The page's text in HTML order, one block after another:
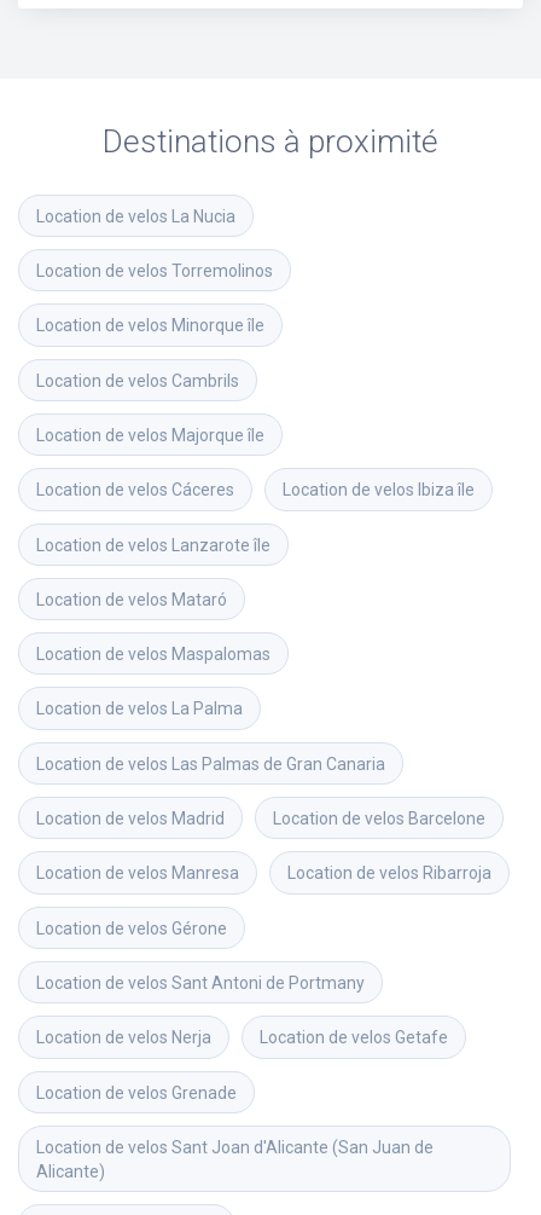
Destinations à proximité
Location de velos La Nucia
Location de velos Torremolinos
Location de velos Minorque île
Location de velos Cambrils
Location de velos Majorque île
Location de velos Cáceres Location de velos Ibiza île
Location de velos Lanzarote île
Location de velos Mataró
Location de velos Maspalomas
Location de velos La Palma
Location de velos Las Palmas de Gran Canaria
Location de velos Madrid Location de velos Barcelone
Location de velos Manresa Location de velos Ribarroja
Location de velos Gérone
Location de velos Sant Antoni de Portmany
Location de velos Nerja Location de velos Getafe
Location de velos Grenade
Location de velos Sant Joan d'Alicante (San Juan de
Alicante)